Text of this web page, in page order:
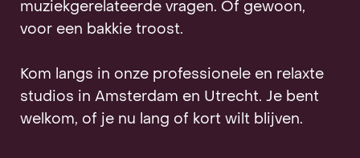
Team
Projecten
muziekgerelateerde vragen. Of gewoon,
voor een bakkie troost.
Kom langs in onze professionele en relaxte
studios in Amsterdam en Utrecht. Je bent
welkom, of je nu lang of kort wilt blijven.